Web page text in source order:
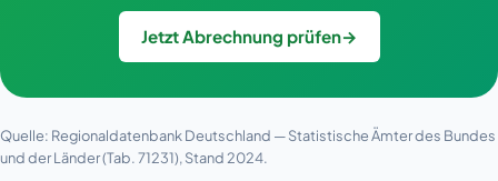
Jetzt Abrechnung prüfen→
Quelle: Regionaldatenbank Deutschland — Statistische Ämter des Bundes
und der Länder (Tab. 71231), Stand 2024.